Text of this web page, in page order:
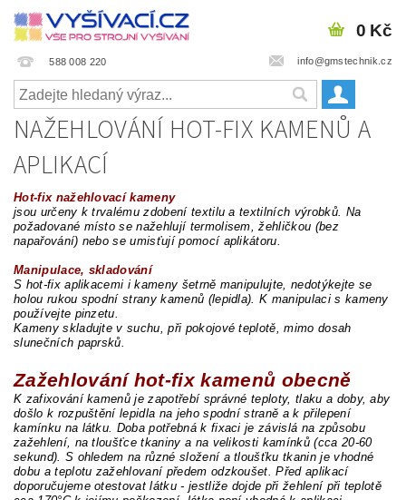
588 008 220 info@gmstechnik.cz
0 Kč
NAŽEHLOVÁNÍ HOT-FIX KAMENŮ A
APLIKACÍ
Hot-fix nažehlovací kameny
jsou určeny k trvalému zdobení textilu a textilních výrobků. Na
požadované místo se nažehlují termolisem, žehličkou (bez
napařování) nebo se umisťují pomocí aplikátoru.
Manipulace, skladování
S hot-fix aplikacemi i kameny šetrně manipulujte, nedotýkejte se
holou rukou spodní strany kamenů (lepidla). K manipulaci s kameny
používejte pinzetu.
Kameny skladujte v suchu, při pokojové teplotě, mimo dosah
slunečních paprsků.
Zažehlování hot-fix kamenů obecně
K zafixování kamenů je zapotřebí správné teploty, tlaku a doby, aby
došlo k rozpuštění lepidla na jeho spodní straně a k přilepení
kamínku na látku. Doba potřebná k fixaci je závislá na způsobu
zažehlení, na tloušťce tkaniny a na velikosti kamínků (cca 20-60
sekund). S ohledem na různé složení a tloušťku tkanin je vhodné
dobu a teplotu zažehlovaní předem odzkoušet. Před aplikací
doporučujeme otestovat látku - jestliže dojde při žehlení při teplotě